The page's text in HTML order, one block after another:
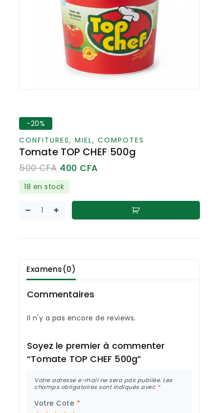
-20%
CONFITURES, MIEL, COMPOTES
Tomate TOP CHEF 500g
500CFA 400 CFA
18 en stock
Examens(0)
Commentaires
Il n'y a pas encore de reviews.
Soyez le premier à commenter
“Tomate TOP CHEF 500g”
Votre adresse e-mail ne sera pas publiée. Les
champs obligatoires sont indiqués avec *
Votre Cote *